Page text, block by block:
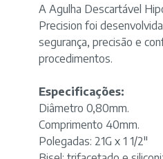
Verde
-
marca
BD
A Agulha Descartável
Precision foi
segurança, precisão e
procedimentos.
Especificações:
Diâmetro 0,80mm.
Comprimento 40mm.
Polegadas: 21G x 1 1/2"